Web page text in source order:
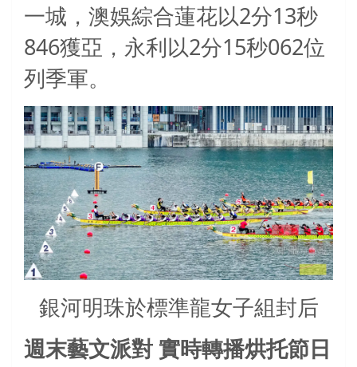
一城，澳娛綜合蓮花以2分13秒
846獲亞，永利以2分15秒062位
列季軍。
銀河明珠於標準龍女子組封后
週末藝文派對 實時轉播烘托節日